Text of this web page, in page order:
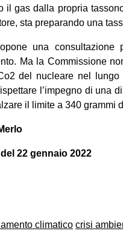
il gas dalla propria
sta preparando una
una
Ma la Commissione
del nucleare nel
l’impegno di una
il limite a 340 grammi
22 gennaio 2022
climatico crisi